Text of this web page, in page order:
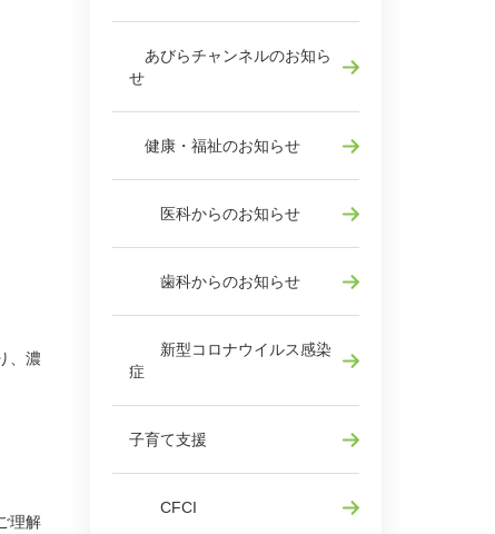
、濃
理解
あびらチャンネルのお知ら
せ
健康・福祉のお知らせ
医科からのお知らせ
歯科からのお知らせ
新型コロナウイルス感染
症
子育て支援
CFCI